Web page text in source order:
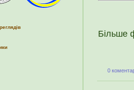
Більше
0